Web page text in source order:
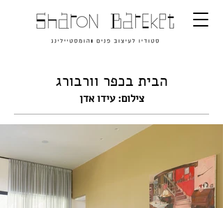
הבית בכפר וורבורג
צילום: עידו אדן